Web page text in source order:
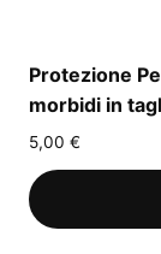
Protezione
morbidi in
5,00 €